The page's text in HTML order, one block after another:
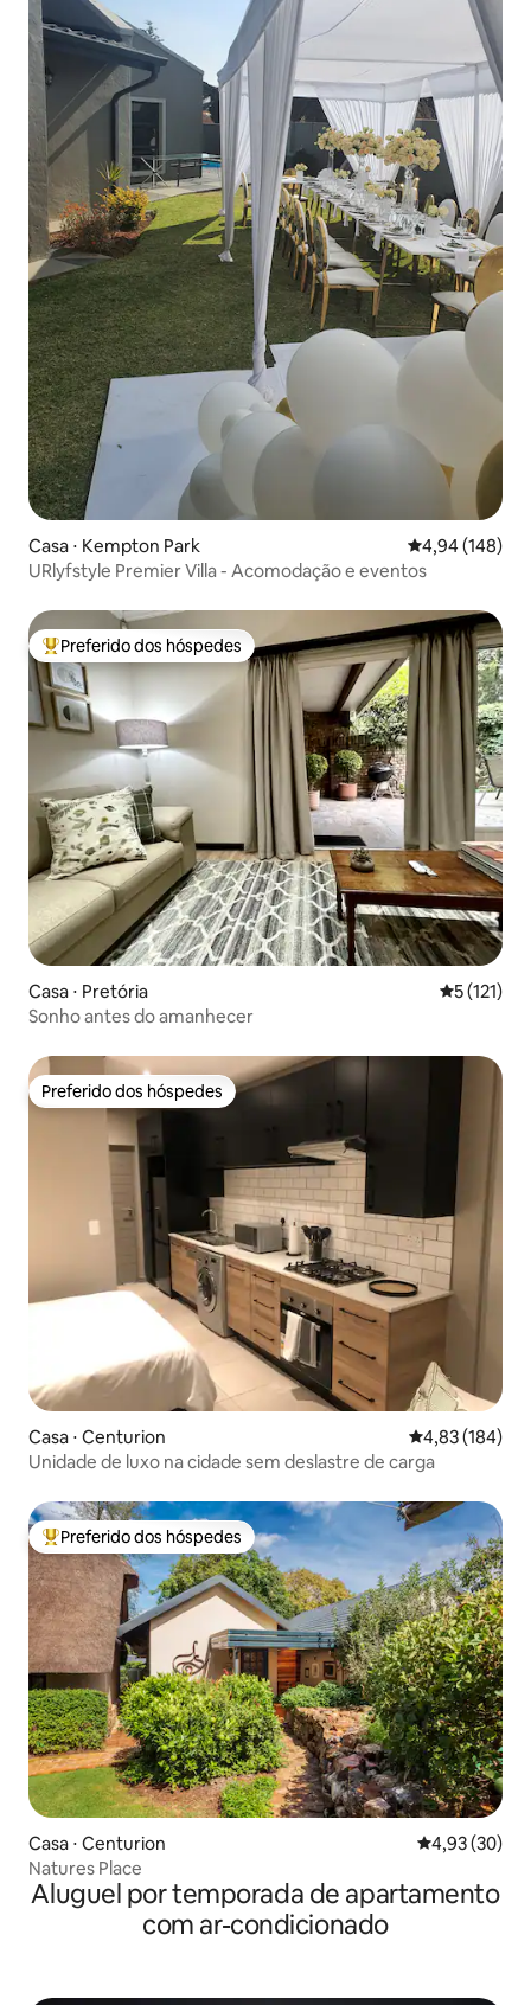
Casa ⋅ Kempton Park 4,94 de uma
4,94 (148)
URlyfstyle Premier Villa - Acomodação e eventos
Entre os melhores preferidos dos hóspedes
Preferido dos hóspedes
Casa ⋅ Pretória 5 de uma
5 (121)
Sonho antes do amanhecer
Preferido dos hóspedes
Preferido dos hóspedes
Casa ⋅ Centurion 4,83 de uma
4,83 (184)
Unidade de luxo na cidade sem deslastre de carga
Entre os melhores preferidos dos hóspedes
Preferido dos hóspedes
Casa ⋅ Centurion 4,93 de uma
4,93 (30)
Natures Place
Aluguel por temporada de apartamento
com ar-condicionado